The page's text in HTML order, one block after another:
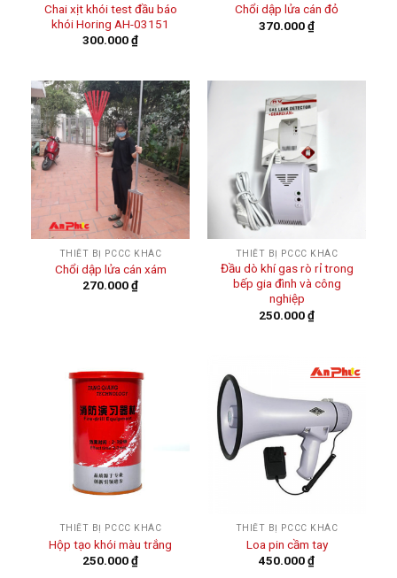
Chai xịt khói test đầu báo
khói Horing AH-03151
300.000₫
Chổi dập lửa cán đỏ
370.000₫
THIẾT BỊ PCCC KHÁC
Chổi dập lửa cán xám
270.000₫
THIẾT BỊ PCCC KHÁC
Đầu dò khí gas rò rỉ trong
bếp gia đình và công
nghiệp
250.000₫
THIẾT BỊ PCCC KHÁC
Hộp tạo khói màu trắng
250.000₫
THIẾT BỊ PCCC KHÁC
Loa pin cầm tay
450.000₫